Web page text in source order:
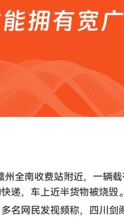
全南收费站附近，一辆
递，车上近半货物被烧毁。
名网民发视频称，四川